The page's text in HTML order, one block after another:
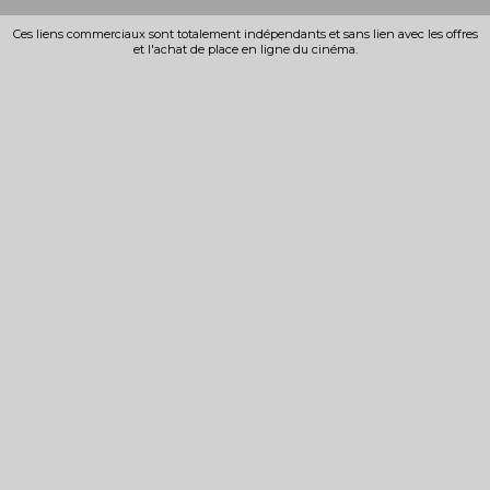
Ces liens commerciaux sont totalement indépendants et sans lien avec les offres
et l'achat de place en ligne du cinéma.